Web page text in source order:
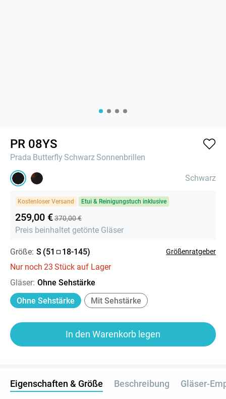
PR 08YS
Prada Butterfly Schwarz Sonnenbrillen
Schwarz
Kostenloser Versand Etui & Reinigungstuch inklusive
259,00 €370,00 €
Preis beinhaltet getönte Gläser
Größe: S (51 18-145) Größenratgeber
Nur noch 23 Stück auf Lager
Gläser: Ohne Sehstärke
Ohne Sehstärke
Mit Sehstärke
In den Warenkorb legen
Eigenschaften & Größe Beschreibung Gläser-